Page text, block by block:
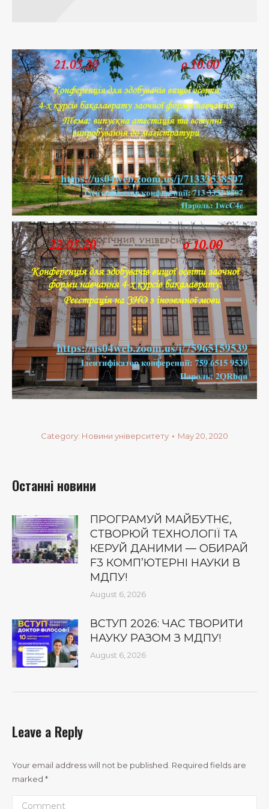
Category: Новини університету May 20, 2020
Останні новини
ПРОГРАМУЙ МАЙБУТНЄ,
СТВОРЮЙ ТЕХНОЛОГІЇ ТА
КЕРУЙ ДАНИМИ — ОБИРАЙ
F3 КОМП’ЮТЕРНІ НАУКИ В
МДПУ!
August 6, 2026
ВСТУП 2026: ЧАС ТВОРИТИ
НАУКУ РАЗОМ З МДПУ!
August 6, 2026
Leave a Reply
Your email address will not be published. Required fields are
marked *
Comment